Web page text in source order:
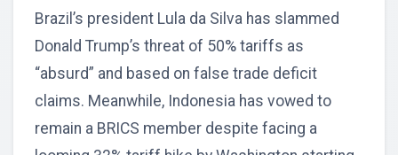
Brazil’s president Lula da Silva has slammed
Donald Trump’s threat of 50% tariffs as
“absurd” and based on false trade deficit
claims. Meanwhile, Indonesia has vowed to
remain a BRICS member despite facing a